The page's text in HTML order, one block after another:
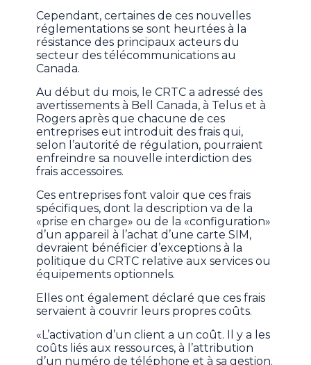
Cependant, certaines de ces nouvelles
réglementations se sont heurtées à la
résistance des principaux acteurs du
secteur des télécommunications au
Canada.
Au début du mois, le CRTC a adressé des
avertissements à Bell Canada, à Telus et à
Rogers après que chacune de ces
entreprises eut introduit des frais qui,
selon l’autorité de régulation, pourraient
enfreindre sa nouvelle interdiction des
frais accessoires.
Ces entreprises font valoir que ces frais
spécifiques, dont la description va de la
«prise en charge» ou de la «configuration»
d’un appareil à l’achat d’une carte SIM,
devraient bénéficier d’exceptions à la
politique du CRTC relative aux services ou
équipements optionnels.
Elles ont également déclaré que ces frais
servaient à couvrir leurs propres coûts.
«L’activation d’un client a un coût. Il y a les
coûts liés aux ressources, à l’attribution
d’un numéro de téléphone et à sa gestion.